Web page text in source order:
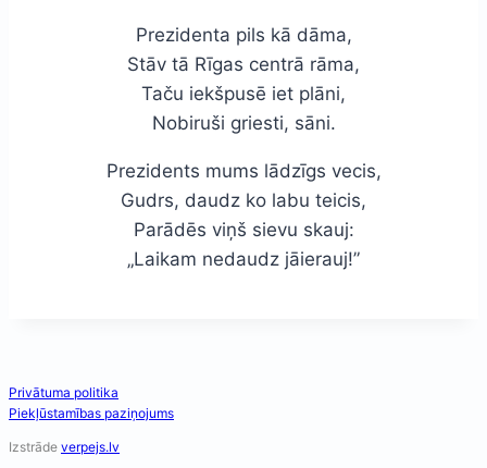
Prezidenta pils kā dāma,
Stāv tā Rīgas centrā rāma,
Taču iekšpusē iet plāni,
Nobiruši griesti, sāni.
Prezidents mums lādzīgs vecis,
Gudrs, daudz ko labu teicis,
Parādēs viņš sievu skauj:
„Laikam nedaudz jāierauj!”
Privātuma politika
Piekļūstamības paziņojums
Izstrāde verpejs.lv